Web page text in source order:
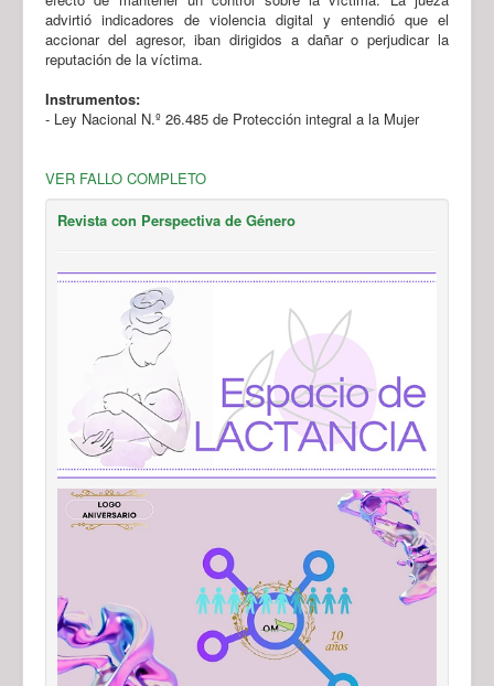
advirtió indicadores de violencia digital y entendió que el
accionar del agresor, iban dirigidos a dañar o perjudicar la
reputación de la víctima.
Instrumentos:
- Ley Nacional N.º 26.485 de Protección integral a la Mujer
VER FALLO COMPLETO
Revista con Perspectiva de Género